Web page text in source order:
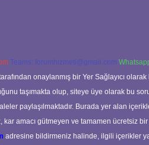
Teams: forumhizmeti@gmail.com
onaylanmış bir Yer Sağlayıcı
taşımakta olup, siteye üye olarak bu
paylaşılmaktadır. Burada yer alan
amacı gütmeyen ve tamamen ücretsiz
adresine bildirmeniz halinde, ilgili içerikler